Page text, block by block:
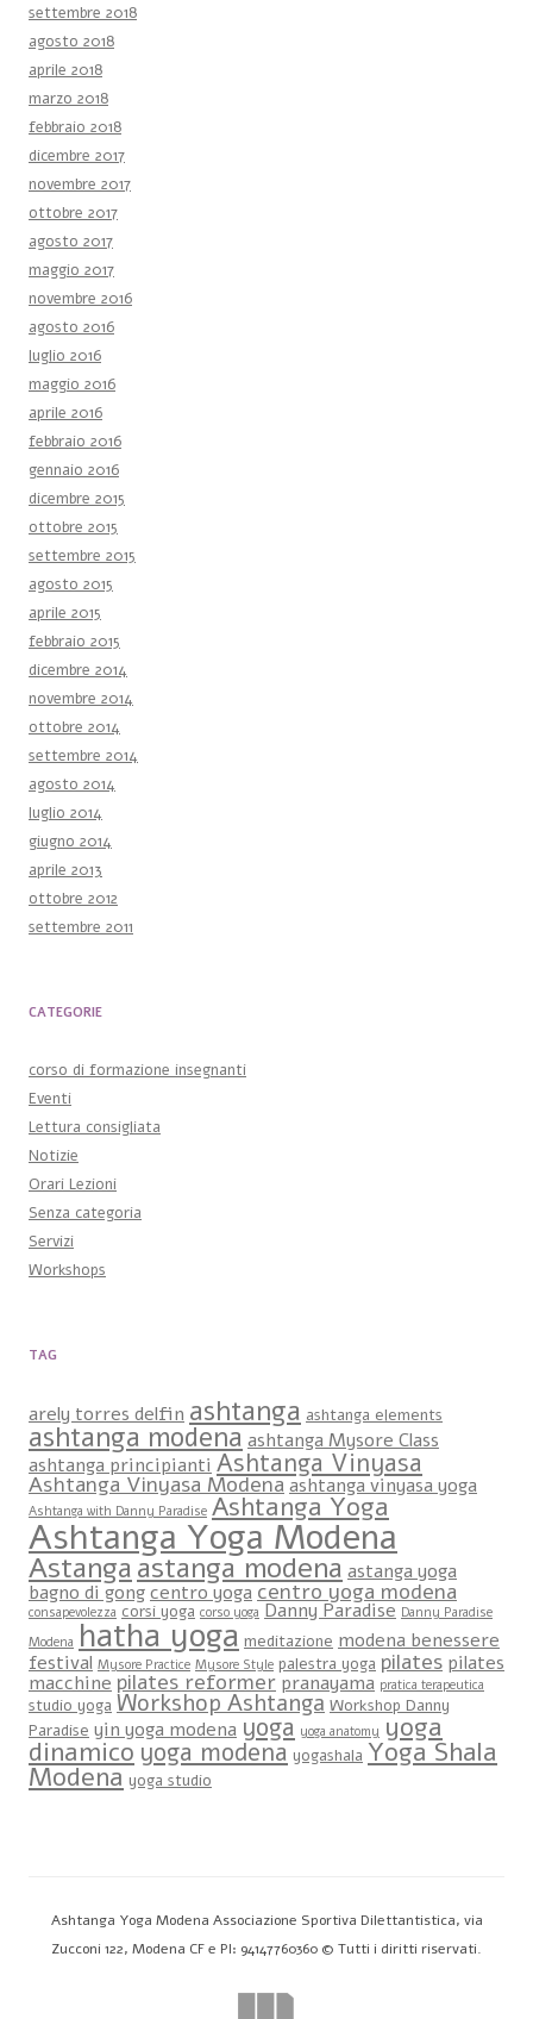
settembre 2018
agosto 2018
aprile 2018
marzo 2018
febbraio 2018
dicembre 2017
novembre 2017
ottobre 2017
agosto 2017
maggio 2017
novembre 2016
agosto 2016
luglio 2016
maggio 2016
aprile 2016
febbraio 2016
gennaio 2016
dicembre 2015
ottobre 2015
settembre 2015
agosto 2015
aprile 2015
febbraio 2015
dicembre 2014
novembre 2014
ottobre 2014
settembre 2014
agosto 2014
luglio 2014
giugno 2014
aprile 2013
ottobre 2012
settembre 2011
CATEGORIE
corso di formazione insegnanti
Eventi
Lettura consigliata
Notizie
Orari Lezioni
Senza categoria
Servizi
Workshops
TAG
arely torres delfin ashtanga ashtanga elements
ashtanga modenaashtanga Mysore Class
ashtanga principianti Ashtanga Vinyasa
Ashtanga Vinyasa Modenaashtanga vinyasa yoga
Ashtanga with Danny Paradise Ashtanga Yoga
Ashtanga Yoga Modena
Astangaastanga modena astanga yoga
bagno di gongcentro yogacentro yoga modena
consapevolezza corsi yoga corso yoga Danny Paradise Danny Paradise
Modena hatha yoga meditazione modena benessere
festival Mysore Practice Mysore Style palestra yoga pilates pilates
macchine pilates reformer pranayama pratica terapeutica
studio yoga Workshop Ashtanga Workshop Danny
Paradise yin yoga modena yoga yoga anatomy yoga
dinamico yoga modena yogashala Yoga Shala
Modena yoga studio
Ashtanga Yoga Modena Associazione Sportiva Dilettantistica, via
Zucconi 122, Modena CF e PI: 94147760360 © Tutti i diritti riservati.